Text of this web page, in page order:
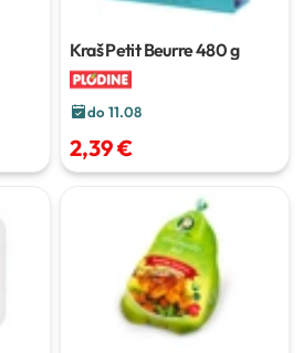
Kraš Petit Beurre480 g
do 11.08
2,39 €